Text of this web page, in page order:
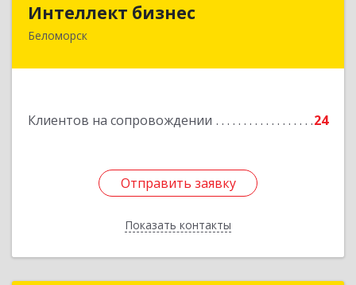
Интеллект бизнес
Беломорск
Клиентов на сопровождении 24
Отправить заявку
Показать контакты
Отправить заявку
Назад